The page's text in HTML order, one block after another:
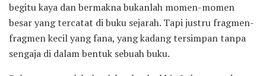
begitu kaya dan bermakna bukanlah momen-momen
besar yang tercatat di buku sejarah. Tapi justru fragmen-
fragmen kecil yang fana, yang kadang tersimpan tanpa
sengaja di dalam bentuk sebuah buku.